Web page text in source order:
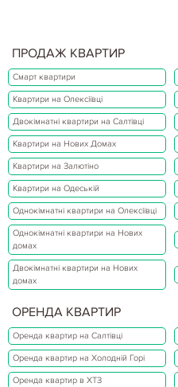
ПРОДАЖ КВАРТИР
Смарт квартири
Квартири на Олексіївці
Двокімнатні квартири на Салтівці
Квартири на Нових Домах
Квартири на Залютіно
Квартири на Одеській
Однокімнатні квартири на Олексіївці
Однокімнатні квартири на Нових
домах
Двокімнатні квартири на Нових
домах
ОРЕНДА КВАРТИР
Оренда квартир на Салтівці
Оренда квартир на Холодній Горі
Оренда квартир в ХТЗ